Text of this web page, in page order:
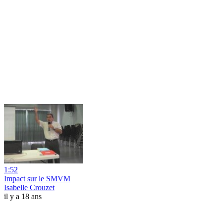
1:52
Impact sur le SMVM
Isabelle Crouzet
il y a 18 ans